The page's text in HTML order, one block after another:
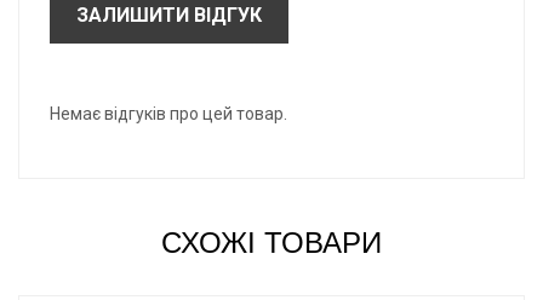
Всі розміри одягу:
ЗАЛИШИТИ ВІДГУК
Немає відгуків про цей товар.
СХОЖІ ТОВАРИ